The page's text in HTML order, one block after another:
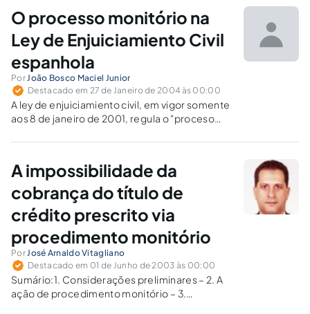
importância do que a essência que é a
composição…
O processo monitório na
Ley de Enjuiciamiento Civil
espanhola
PorJoão Bosco Maciel Junior
Destacado em 27 de Janeiro de 2004 às 00:00
A ley de enjuiciamiento civil, em vigor somente
aos 8 de janeiro de 2001, regula o "proceso
seus dispositivos, inovadoras peculiaridades e
A impossibilidade da
cobrança do título de
crédito prescrito via
procedimento monitório
PorJosé Arnaldo Vitagliano
Destacado em 01 de Junho de 2003 às 00:00
Sumário:1. Considerações preliminares – 2. A
ação de procedimento monitório – 3.